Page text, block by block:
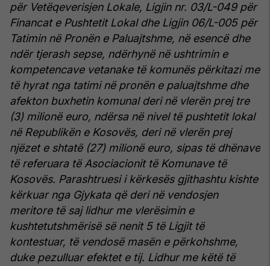
për Vetëqeverisjen Lokale, Ligjin nr. 03/L-049 për
Financat e Pushtetit Lokal dhe Ligjin 06/L-005 për
Tatimin në Pronën e Paluajtshme, në esencë dhe
ndër tjerash sepse, ndërhynë në ushtrimin e
kompetencave vetanake të komunës përkitazi me
të hyrat nga tatimi në pronën e paluajtshme dhe
afekton buxhetin komunal deri në vlerën prej tre
(3) milionë euro, ndërsa në nivel të pushtetit lokal
në Republikën e Kosovës, deri në vlerën prej
njëzet e shtatë (27) milionë euro, sipas të dhënave
të referuara të Asociacionit të Komunave të
Kosovës. Parashtruesi i kërkesës gjithashtu kishte
kërkuar nga Gjykata që deri në vendosjen
meritore të saj lidhur me vlerësimin e
kushtetutshmërisë së nenit 5 të Ligjit të
kontestuar, të vendosë masën e përkohshme,
duke pezulluar efektet e tij. Lidhur me këtë të